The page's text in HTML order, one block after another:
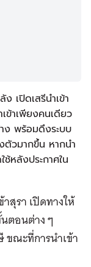
เปิดเสรีนำเข้า
ข้าเพียงคนเดียว
ง พร้อมดึงระบบ
ตัวมากขึ้น หากนำ
ช้หลังประกาศใน
สุรา เปิดทางให้
ตอนต่าง ๆ
ขณะที่การนำเข้า